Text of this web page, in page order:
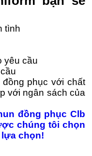
tình
yêu cầu
phục với chất
với ngân sách của
đồng phục Clb
chúng tôi chọn
lựa chọn!